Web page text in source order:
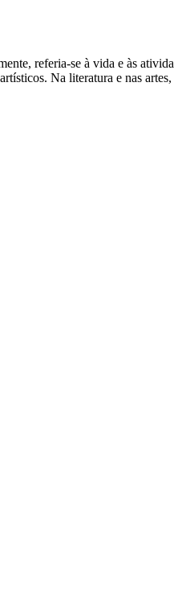
referia-se à vida e às
Na literatura e nas